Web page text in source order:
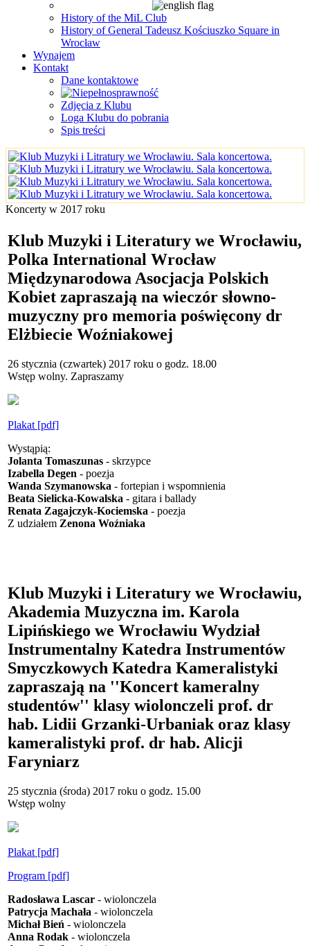
History of the MiL Club
History of General Tadeusz Kościuszko Square in
Wrocław
Wynajem
Kontakt
Dane kontaktowe
Zdjęcia z Klubu
Loga Klubu do pobrania
Spis treści
Koncerty w 2017 roku
Klub Muzyki i Literatury we Wrocławiu,
Polka International Wrocław
Międzynarodowa Asocjacja Polskich
Kobiet zapraszają na wieczór słowno-
muzyczny pro memoria poświęcony dr
Elżbiecie Woźniakowej
26 stycznia (czwartek) 2017 roku o godz. 18.00
Wstęp wolny. Zapraszamy
Plakat [pdf]
Wystąpią:
Jolanta Tomaszunas - skrzypce
Izabella Degen - poezja
Wanda Szymanowska - fortepian i wspomnienia
Beata Sielicka-Kowalska - gitara i ballady
Renata Zagajczyk-Kociemska - poezja
Z udziałem Zenona Woźniaka
Klub Muzyki i Literatury we Wrocławiu,
Akademia Muzyczna im. Karola
Lipińskiego we Wrocławiu Wydział
Instrumentalny Katedra Instrumentów
Smyczkowych Katedra Kameralistyki
zapraszają na ''Koncert kameralny
studentów'' klasy wiolonczeli prof. dr
hab. Lidii Grzanki-Urbaniak oraz klasy
kameralistyki prof. dr hab. Alicji
Faryniarz
25 stycznia (środa) 2017 roku o godz. 15.00
Wstęp wolny
Plakat [pdf]
Program [pdf]
Radosława Lascar - wiolonczela
Patrycja Machała - wiolonczela
Michał Bień - wiolonczela
Anna Rodak - wiolonczela